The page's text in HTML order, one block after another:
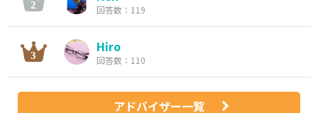
回答数：119
Hiro
回答数：110
アドバイザー一覧